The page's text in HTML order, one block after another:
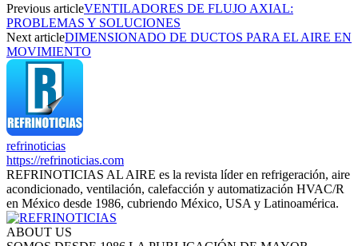
Previous articleVENTILADORES DE FLUJO AXIAL:
PROBLEMAS Y SOLUCIONES
Next articleDIMENSIONADO DE DUCTOS PARA EL AIRE EN
MOVIMIENTO
refrinoticias
https://refrinoticias.com
REFRINOTICIAS AL AIRE es la revista líder en refrigeración, aire
acondicionado, ventilación, calefacción y automatización HVAC/R
en México desde 1986, cubriendo México, USA y Latinoamérica.
ABOUT US